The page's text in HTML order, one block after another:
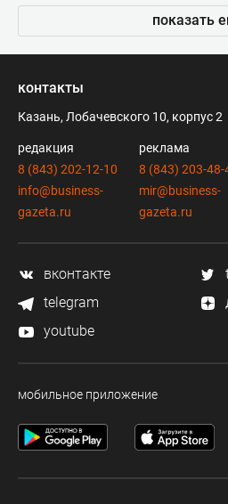
показать
контакты
Казань, Лобачевского 10, корпус 2
редакция
8 (843) 202-12-10
info@business-
gazeta.ru
реклама
8 (843) 203-48-
mir@business-
gazeta.ru
вконтакте
telegram
youtube
мобильное приложение